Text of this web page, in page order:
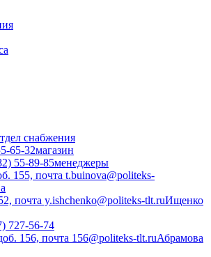
снабжения
65-32магазин
55-89-85менеджеры
155, почта t.buinova@politeks-
почта y.ishchenko@politeks-tlt.ruИщенко
727-56-74
156, почта 156@politeks-tlt.ruАбрамова